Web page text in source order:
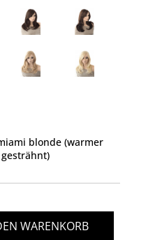
blonde (warmer
WARENKORB